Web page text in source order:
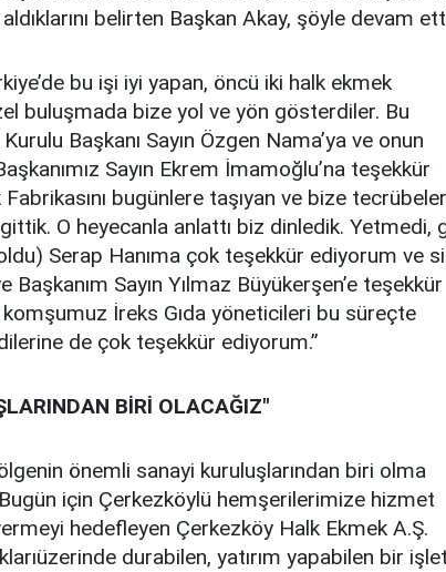
belirten Başkan Akay, şöyle devam
bu işi iyi yapan, öncü iki halk ekmek
buluşmada bize yol ve yön gösterdiler. Bu
Başkanı Sayın Özgen Nama’ya ve onun
Sayın Ekrem İmamoğlu’na teşekkür
bugünlere taşıyan ve bize
O heyecanla anlattı biz dinledik. Yetmedi,
Serap Hanıma çok teşekkür ediyorum ve
Sayın Yılmaz Büyükerşen’e teşekkür
İreks Gıda yöneticileri bu süreçte
de çok teşekkür ediyorum.”
BİRİ OLACAĞIZ"
önemli sanayi kuruluşlarından biri olma
için Çerkezköylü hemşerilerimize hizmet
hedefleyen Çerkezköy Halk Ekmek A.Ş.
durabilen, yatırım yapabilen bir